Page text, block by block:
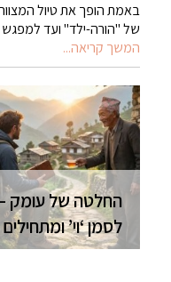
באמת הופך את טיול
של "הורה-ילד" ועד למפגש
המשך קריאה...
החלטה של עומק
לסמן ‘וי’